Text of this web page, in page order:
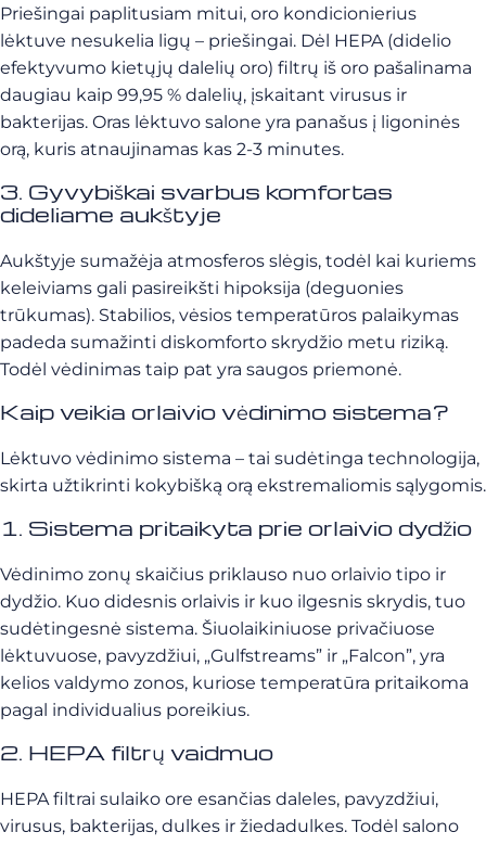
Priešingai paplitusiam mitui, oro kondicionierius
lėktuve nesukelia ligų – priešingai. Dėl HEPA (didelio
efektyvumo kietųjų dalelių oro) filtrų iš oro pašalinama
daugiau kaip 99,95 % dalelių, įskaitant virusus ir
bakterijas. Oras lėktuvo salone yra panašus į ligoninės
orą, kuris atnaujinamas kas 2-3 minutes.
3. Gyvybiškai svarbus komfortas
dideliame aukštyje
Aukštyje sumažėja atmosferos slėgis, todėl kai kuriems
keleiviams gali pasireikšti hipoksija (deguonies
trūkumas). Stabilios, vėsios temperatūros palaikymas
padeda sumažinti diskomforto skrydžio metu riziką.
Todėl vėdinimas taip pat yra saugos priemonė.
Kaip veikia orlaivio vėdinimo sistema?
Lėktuvo vėdinimo sistema – tai sudėtinga technologija,
skirta užtikrinti kokybišką orą ekstremaliomis sąlygomis.
1. Sistema pritaikyta prie orlaivio dydžio
Vėdinimo zonų skaičius priklauso nuo orlaivio tipo ir
dydžio. Kuo didesnis orlaivis ir kuo ilgesnis skrydis, tuo
sudėtingesnė sistema. Šiuolaikiniuose privačiuose
lėktuvuose, pavyzdžiui, „Gulfstreams” ir „Falcon”, yra
kelios valdymo zonos, kuriose temperatūra pritaikoma
pagal individualius poreikius.
2. HEPA filtrų vaidmuo
HEPA filtrai sulaiko ore esančias daleles, pavyzdžiui,
virusus, bakterijas, dulkes ir žiedadulkes. Todėl salono